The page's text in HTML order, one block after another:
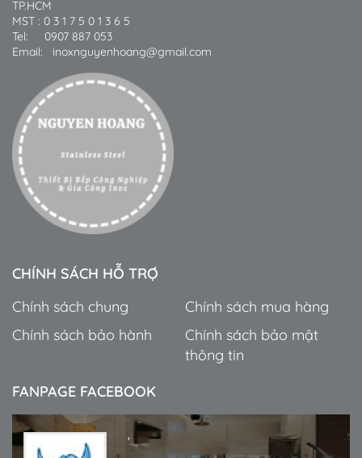
TP.HCM
MST : 0 3 1 7 5 0 1 3 6 5
Tel: 0907 887 053
Email: inoxnguyenhoang@gmail.com
CHÍNH SÁCH HỖ TRỢ
Chính sách chung
Chính sách mua hàng
Chính sách bảo hành
Chính sách bảo mật
thông tin
FANPAGE FACEBOOK